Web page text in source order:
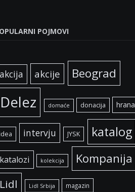
POJMOVI
akcija akcije Beograd
Delez domaće donacija hrana
idea intervju JYSK katalog
katalozi kolekcija Kompanija
Lidl Lidl Srbija magazin